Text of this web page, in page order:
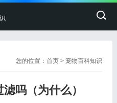
您的位置：首页 >宠物百科知识
吗（为什么）